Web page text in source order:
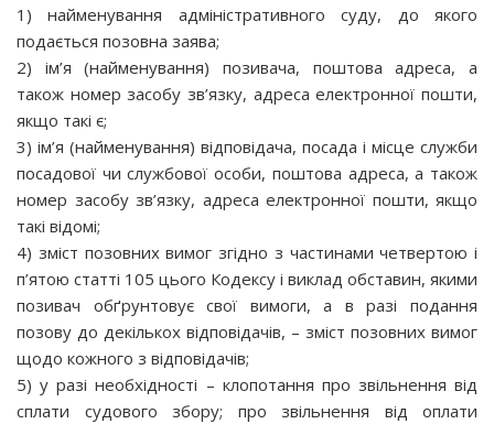
1) найменування адміністративного суду, до якого
подається позовна заява;
2) ім’я (найменування) позивача, поштова адреса, а
також номер засобу зв’язку, адреса електронної пошти,
якщо такі є;
3) ім’я (найменування) відповідача, посада і місце служби
посадової чи службової особи, поштова адреса, а також
номер засобу зв’язку, адреса електронної пошти, якщо
такі відомі;
4) зміст позовних вимог згідно з частинами четвертою і
п’ятою статті 105 цього Кодексу і виклад обставин, якими
позивач обґрунтовує свої вимоги, а в разі подання
позову до декількох відповідачів, – зміст позовних вимог
щодо кожного з відповідачів;
5) у разі необхідності – клопотання про звільнення від
сплати судового збору; про звільнення від оплати